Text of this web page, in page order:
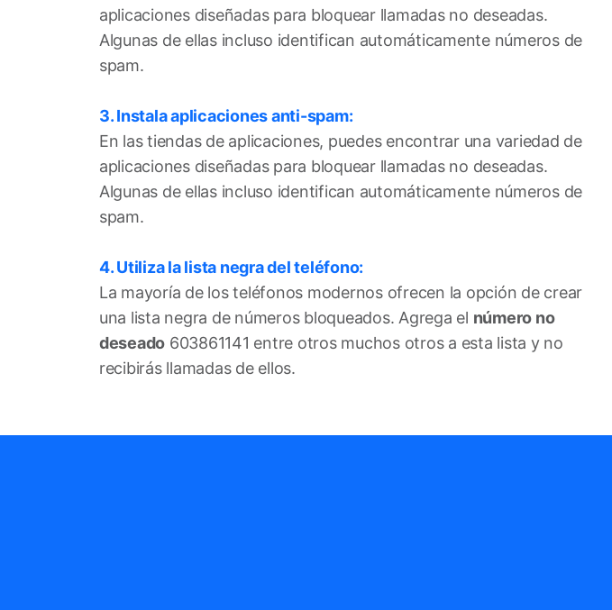
aplicaciones diseñadas para bloquear llamadas no deseadas.
Algunas de ellas incluso identifican automáticamente números de
spam.
3. Instala aplicaciones anti-spam:
En las tiendas de aplicaciones, puedes encontrar una variedad de
aplicaciones diseñadas para bloquear llamadas no deseadas.
Algunas de ellas incluso identifican automáticamente números de
spam.
4. Utiliza la lista negra del teléfono:
La mayoría de los teléfonos modernos ofrecen la opción de crear
una lista negra de números bloqueados. Agrega el número no
deseado 603861141 entre otros muchos otros a esta lista y no
recibirás llamadas de ellos.